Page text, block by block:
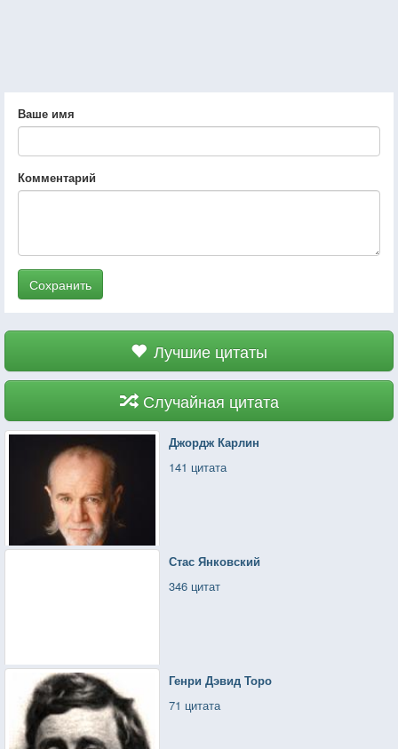
Ваше имя
Комментарий
Сохранить
Лучшие цитаты
Случайная цитата
Джордж Карлин
141 цитата
Стас Янковский
346 цитат
Генри Дэвид Торо
71 цитата